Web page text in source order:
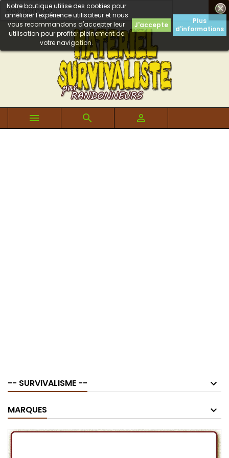

Notre boutique utilise des cookies pour
améliorer l'expérience utilisateur et nous
vous recommandons d'accepter leur
utilisation pour profiter pleinement de
votre navigation.
J'accepte
Plus
d'informations
  
-- SURVIVALISME --
MARQUES